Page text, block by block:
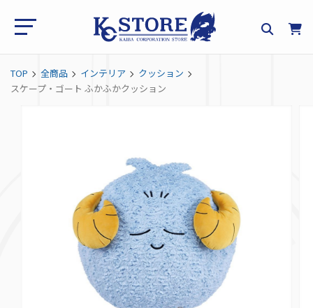
TOP 全商品 インテリア
クッション
スケープ・ゴート ふかふかクッション